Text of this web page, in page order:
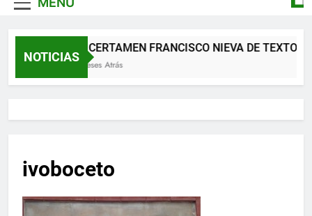
NOTICIAS
XII CERTAMEN FRANCISCO NIEVA DE TEXTOS
2 Meses Atrás
ivoboceto